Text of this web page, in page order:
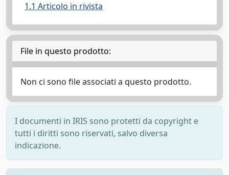
1.1 Articolo in rivista
File in questo prodotto:
Non ci sono file associati a questo prodotto.
I documenti in IRIS sono protetti da copyright e
tutti i diritti sono riservati, salvo diversa
indicazione.